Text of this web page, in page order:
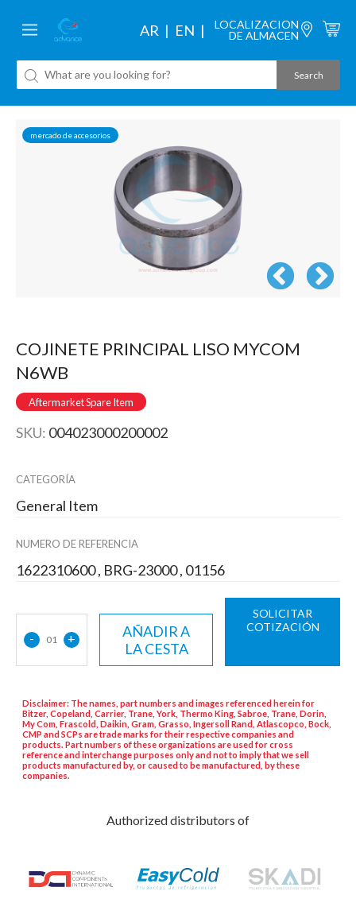
AR EN
LOCALIZACION
DE ALMACEN
mercado de accesorios
COJINETE PRINCIPAL LISO MYCOM
N6WB
Aftermarket Spare Item
SKU: 004023000200002
CATEGORÍA
General Item
NUMERO DE REFERENCIA
1622310600 , BRG-23000 , 01156
- 01 +
AÑADIR A
LA CESTA
SOLICITAR
COTIZACIÓN
Disclaimer: The names, part numbers and images referenced herein for
Bitzer, Copeland, Carrier, Trane, York, Thermo King, Sabroe, Trane, Dorin,
My Com, Frascold, Daikin, Gram, Grasso, Ingersoll Rand, Atlascopco, Bock,
CMP and SCPs are trade marks for their respective companies and
products. Part numbers of these organizations are used for cross
reference and interchange purposes only and not to imply that we sell
products manufactured by, or caused to be manufactured, by these
companies.
Authorized distributors of